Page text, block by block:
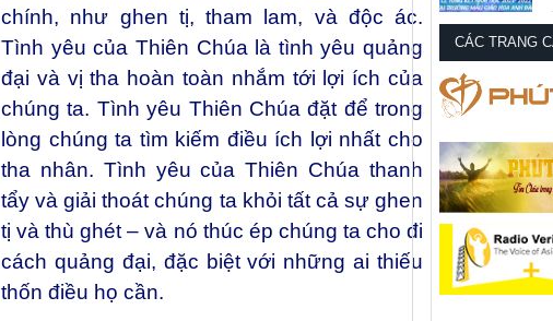
chính, như ghen tị, tham lam, và độc ác.
Tình yêu của Thiên Chúa là tình yêu quảng
đại và vị tha hoàn toàn nhắm tới lợi ích của
chúng ta. Tình yêu Thiên Chúa đặt để trong
lòng chúng ta tìm kiếm điều ích lợi nhất cho
tha nhân. Tình yêu của Thiên Chúa thanh
tẩy và giải thoát chúng ta khỏi tất cả sự ghen
tị và thù ghét – và nó thúc ép chúng ta cho đi
cách quảng đại, đặc biệt với những ai thiếu
thốn điều họ cần.
CÁC TRANG